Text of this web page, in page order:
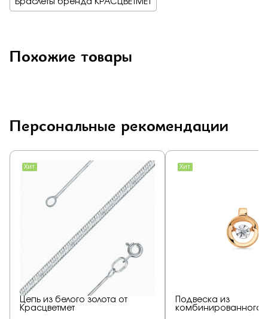
Браслеты бренда КРАСЦВЕТМЕТ
Похожие товары
Персональные рекомендации